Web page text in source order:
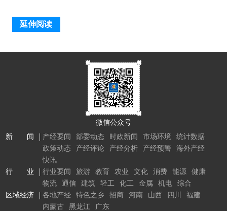
延伸阅读
微信公众号
新 闻
产经要闻 部委动态 时政新闻 市场环境
统计数据
政策动态
产经评论 产经分析 产经预警
海外产经
快讯
行 业
行业要闻 旅游 教育 农业 文化 消费 能源
健康
物流
通信 建筑 轻工 化工 金属 机电
综合
区域经济
各地产经 特色之乡 招商 河南 山西 四川
福建
内蒙古
黑龙江 广东